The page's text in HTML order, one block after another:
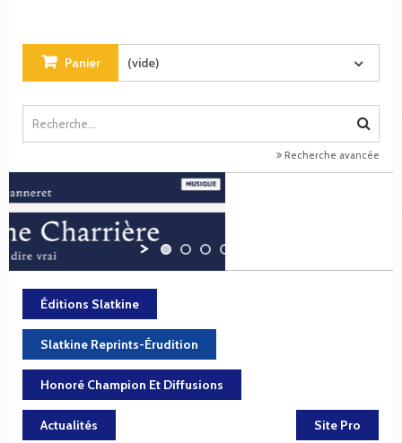
Panier (vide)
Recherche avancée
Éditions Slatkine
Slatkine Reprints-Érudition
Honoré Champion Et Diffusions
Actualités Site Pro